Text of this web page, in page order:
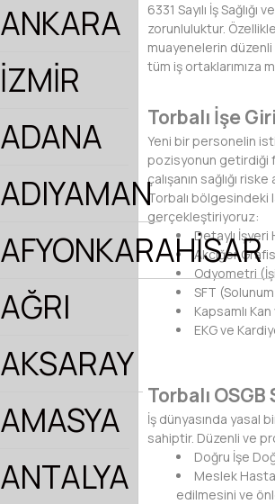
ANKARA
İZMİR
ADANA
ADIYAMAN
AFYONKARAHİSAR
AĞRI
AKSARAY
AMASYA
ANTALYA
6331 Sayılı İş
zorunluluktur.
muayenelerin düzenli
tüm iş ortaklarımıza
Torbalı İşe
Yeni bir personelin
pozisyonun getirdiği
çalışanın sağlığı
Torbalı bölgesindeki
gerçekleştiriyoruz:
Detaylı
Akciğer
Odyometri
SFT
Kapsamlı
EKG ve
Torbalı
İş dünyasında yasal
sahiptir. Düzenli ve
Doğru İşe
Meslek
edilmesini ve